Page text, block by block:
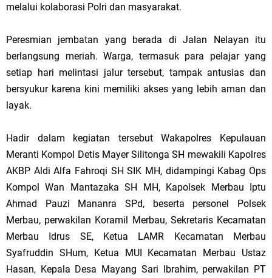
melalui kolaborasi Polri dan masyarakat.
Peresmian jembatan yang berada di Jalan Nelayan itu
berlangsung meriah. Warga, termasuk para pelajar yang
setiap hari melintasi jalur tersebut, tampak antusias dan
bersyukur karena kini memiliki akses yang lebih aman dan
layak.
Hadir dalam kegiatan tersebut Wakapolres Kepulauan
Meranti Kompol Detis Mayer Silitonga SH mewakili Kapolres
AKBP Aldi Alfa Fahroqi SH SIK MH, didampingi Kabag Ops
Kompol Wan Mantazaka SH MH, Kapolsek Merbau Iptu
Ahmad Pauzi Mananra SPd, beserta personel Polsek
Merbau, perwakilan Koramil Merbau, Sekretaris Kecamatan
Merbau Idrus SE, Ketua LAMR Kecamatan Merbau
Syafruddin SHum, Ketua MUI Kecamatan Merbau Ustaz
Hasan, Kepala Desa Mayang Sari Ibrahim, perwakilan PT